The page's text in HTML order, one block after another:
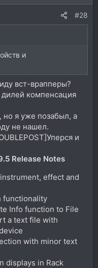
#28
и
вст-врапперы?
компенсация
я уже позабыл, а
не нашел.
и
Release Notes
effect and
functionality
Info function to File
a text file with
with minor text
displays in Rack